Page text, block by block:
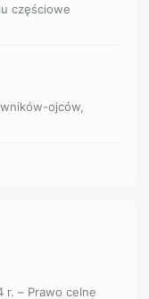
częściowe
ojców,
r. – Prawo celne